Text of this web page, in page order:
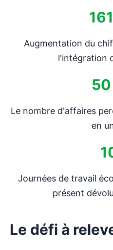
Augmentation du
l'intégration
50
Le nombre d'affaires
en
Journées de travail
présent
Le défi à